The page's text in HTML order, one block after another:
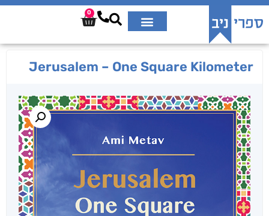
0
Jerusalem – One Square Kilometer